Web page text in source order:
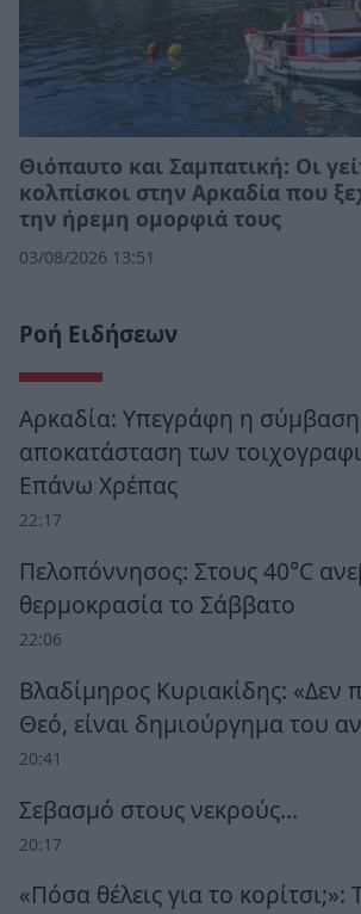
Θιόπαυτο και Σαμπατική: Οι
κολπίσκοι στην Αρκαδία που
την ήρεμη ομορφιά τους
03/08/2026 13:51
Ροή Ειδήσεων
Αρκαδία: Υπεγράφη η σύμβαση
αποκατάσταση των
Επάνω Χρέπας
22:17
Πελοπόννησος: Στους 40°C
θερμοκρασία το Σάββατο
22:06
Βλαδίμηρος Κυριακίδης: «Δεν
Θεό, είναι δημιούργημα του
20:41
Σεβασμό στους νεκρούς…
20:17
«Πόσα θέλεις για το κορίτσι;»: